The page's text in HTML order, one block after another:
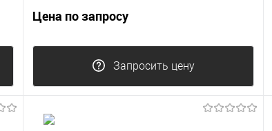
Цена по запросу
Запросить цену